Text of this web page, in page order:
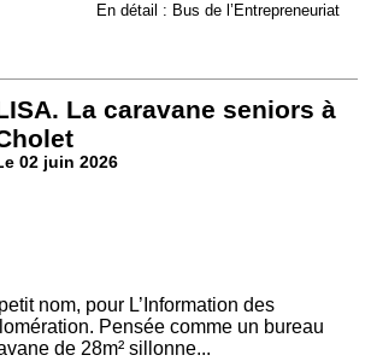
En détail : Bus de l’Entrepreneuriat
La caravane seniors à
02 juin 2026
nom, pour L’Information des
Pensée comme un bureau
de 28m² sillonne...